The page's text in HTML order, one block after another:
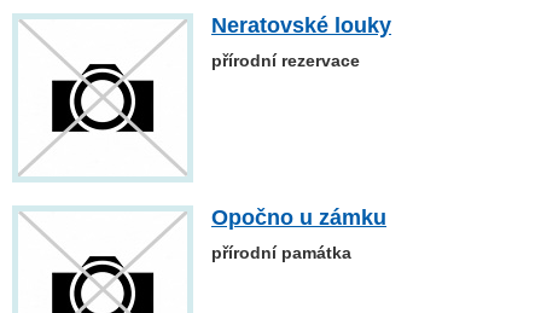
Neratovské louky
přírodní rezervace
Opočno u zámku
přírodní památka